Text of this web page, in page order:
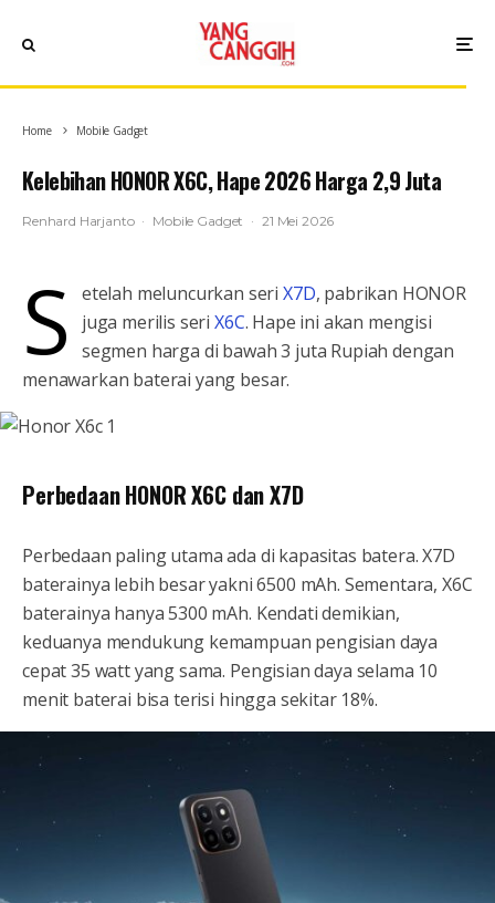
Home Mobile Gadget
Kelebihan HONOR X6C, Hape 2026 Harga 2,9 Juta
Renhard Harjanto · Mobile Gadget · 21 Mei 2026
S etelah meluncurkan seriX7D, pabrikan HONOR
juga merilis seri X6C. Hape ini akan mengisi
segmen harga di bawah 3 juta Rupiah dengan
menawarkan baterai yang besar.
Perbedaan HONOR X6C dan X7D
Perbedaan paling utama ada di kapasitas batera. X7D
baterainya lebih besar yakni 6500 mAh. Sementara, X6C
baterainya hanya 5300 mAh. Kendati demikian,
keduanya mendukung kemampuan pengisian daya
cepat 35 watt yang sama. Pengisian daya selama 10
menit baterai bisa terisi hingga sekitar 18%.